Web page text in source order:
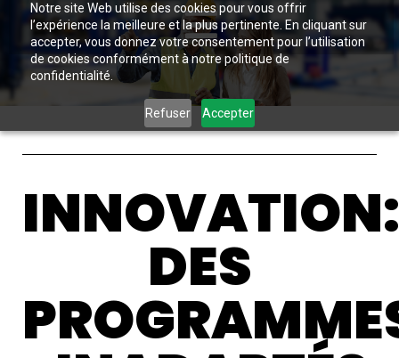
Notre site Web utilise des cookies pour vous offrir
l’expérience la meilleure et la plus pertinente. En cliquant sur
accepter, vous donnez votre consentement pour l’utilisation
de cookies conformément à notre politique de
confidentialité.
Refuser Accepter
INNOVATION:
DES